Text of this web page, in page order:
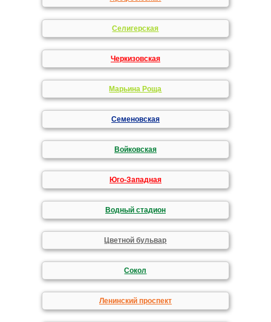
Селигерская
Черкизовская
Марьина Роща
Семеновская
Войковская
Юго-Западная
Водный стадион
Цветной бульвар
Сокол
Ленинский проспект